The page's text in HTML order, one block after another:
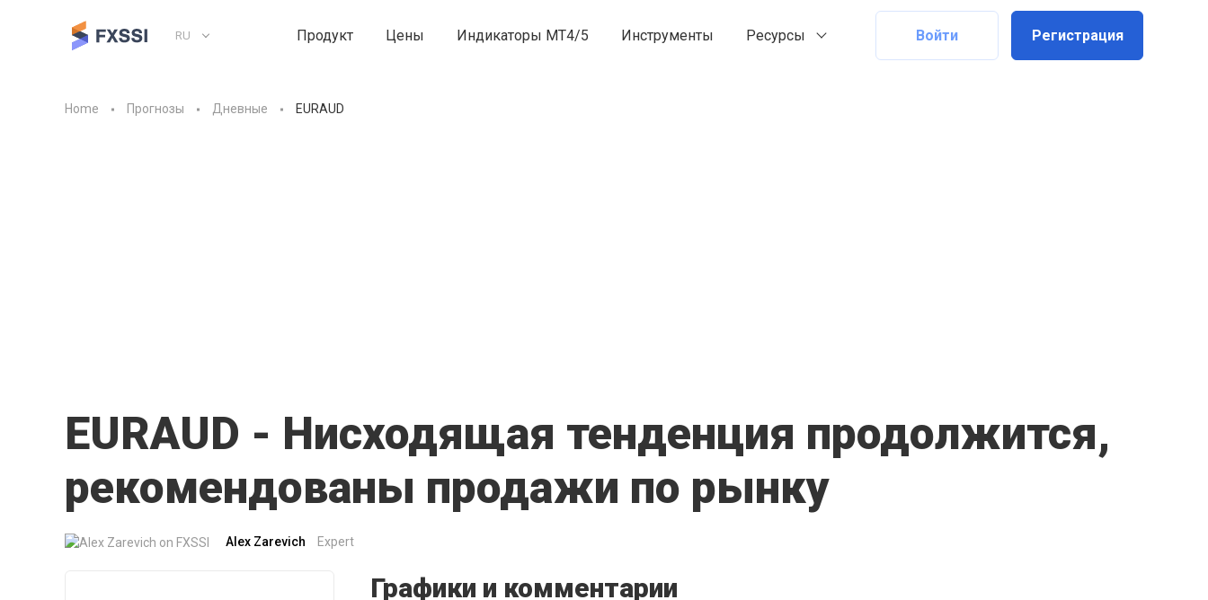
RU Продукт Цены Индикаторы MT4/5 Инструменты Ресурсы Войти Регистрация
Home Прогнозы Дневные EURAUD
EURAUD - Нисходящая тенденция продолжится,
рекомендованы продажи по рынку
Alex Zarevich Expert
Графики и комментарии